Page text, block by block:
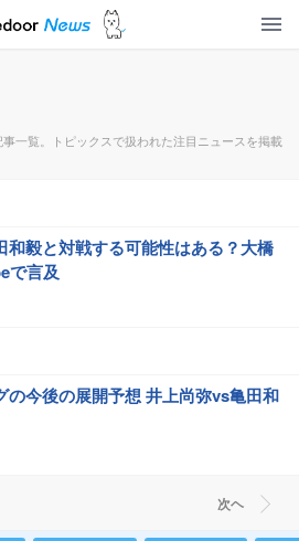
一覧。トピックスで扱われた注目ニュースを掲載
和毅と対戦する可能性はある？大橋
で言及
の今後の展開予想 井上尚弥vs亀田和
次ヘ